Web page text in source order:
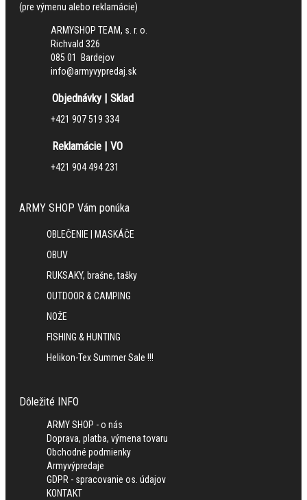
(pre výmenu alebo reklamácie)
ARMYSHOP TEAM, s. r. o.
Richvald 326
085 01 Bardejov
info@armyvypredaj.sk
Objednávky | Sklad
+421 907 519 334
Reklamácie | VO
+421 904 494 231
ARMY SHOP Vám ponúka
OBLEČENIE | MASKÁČE
OBUV
RUKSAKY, brašne, tašky
OUTDOOR & CAMPING
NOŽE
FISHING & HUNTING
Helikon-Tex Summer Sale !!!
Dôležité INFO
ARMY SHOP - o nás
Doprava, platba, výmena tovaru
Obchodné podmienky
Armyvýpredaje
GDPR - spracovanie os. údajov
KONTAKT